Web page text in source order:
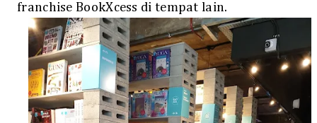
franchise BookXcess di tempat lain.